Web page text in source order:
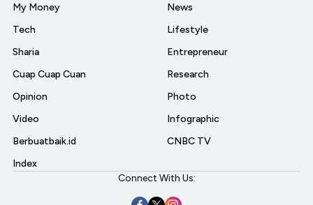
My Money
Tech
Sharia
Cuap Cuap Cuan
Opinion
Video
Berbuatbaik.id
Index
News
Lifestyle
Entrepreneur
Research
Photo
Infographic
CNBC TV
Connect With Us: